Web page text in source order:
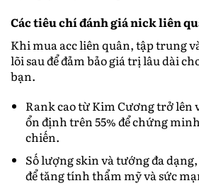
Các tiêu chí đánh giá nick liên
Khi mua acc liên quân, tập trung
lõi sau để đảm bảo giá trị lâu dài
bạn.
Rank cao từ Kim Cương trở
ổn định trên 55% để chứng
chiến.
Số lượng skin và tướng đa
để tăng tính thẩm mỹ và sức